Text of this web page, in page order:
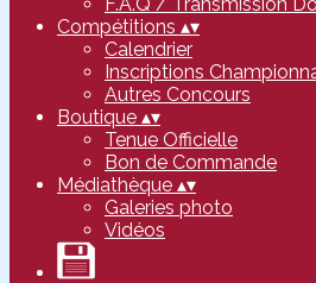
Compétitions ▴▾
Calendrier
Inscriptions
Autres Concours
Boutique ▴▾
Tenue Officielle
Bon de Commande
Médiathèque ▴▾
Galeries photo
Vidéos